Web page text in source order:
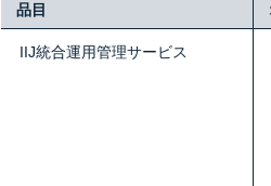
品目
IIJ統合運用管理サービス